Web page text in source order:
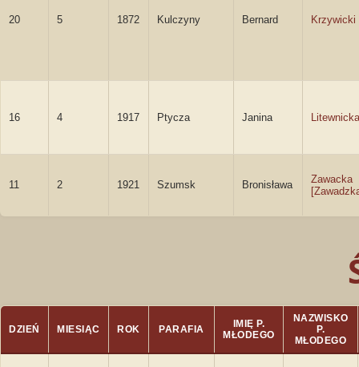
20 5 1872 Kulczyny Bernard Krzywicki
16 4 1917 Ptycza Janina Litewnicka
11 2 1921 Szumsk Bronisława
Zawacka
DZIEŃ MIESIĄC ROK PARAFIA
IMIĘ P.
MŁODEGO
NAZWISKO
P.
MŁODEGO